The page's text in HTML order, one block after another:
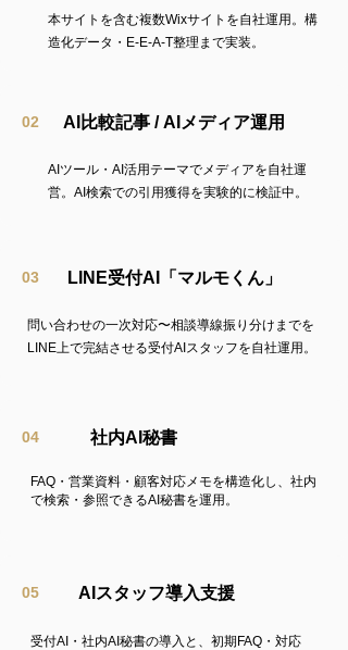
本サイトを含む複数Wixサイトを自社運用。構
造化データ・E-E-A-T整理まで実装。
02 AI比較記事 / AIメディア運用
AIツール・AI活用テーマでメディアを自社運
営。AI検索での引用獲得を実験的に検証中。
03 LINE受付AI「マルモくん」
問い合わせの一次対応〜相談導線振り分けまでを
LINE上で完結させる受付AIスタッフを自社運用。
04 社内AI秘書
FAQ・営業資料・顧客対応メモを構造化し、社内
で検索・参照できるAI秘書を運用。
05 AIスタッフ導入支援
受付AI・社内AI秘書の導入と、初期FAQ・対応